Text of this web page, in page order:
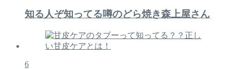
知る人ぞ知ってる噂のどら焼き森上屋さん
6